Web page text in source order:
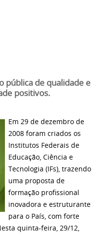
pública de qualidade e
positivos.
Em 29 de dezembro de
2008 foram criados os
Institutos Federais de
Educação, Ciência e
Tecnologia (IFs), trazendo
uma proposta de
formação profissional
inovadora e estruturante
para o País, com forte
quinta-feira, 29/12,